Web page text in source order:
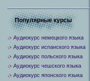
Популярные курсы
Аудиокурс немецкого языка
Аудиокурс испанского языка
Аудиокурс польского языка
Аудиокурс чешского языка
Аудиокурс японского языка